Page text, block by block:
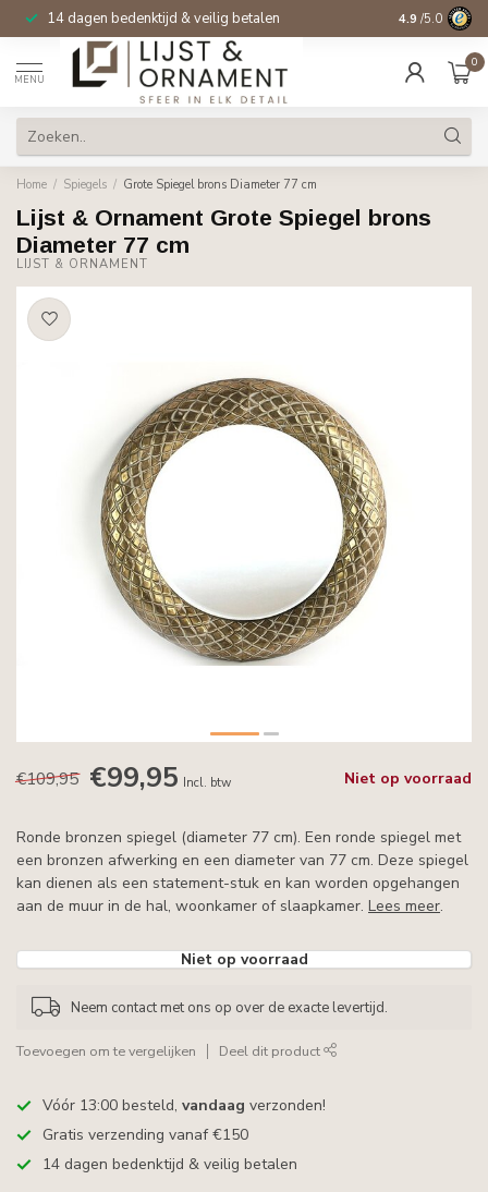
14 dagen bedenktijd & veilig betalen 4.9 /5.0
MENU
0
Home / Spiegels / Grote Spiegel brons Diameter 77 cm
Lijst & Ornament Grote Spiegel brons
Diameter 77 cm
LIJST & ORNAMENT
€109,95 €99,95 Incl. btw Niet op voorraad
Ronde bronzen spiegel (diameter 77 cm). Een ronde spiegel met
een bronzen afwerking en een diameter van 77 cm. Deze spiegel
kan dienen als een statement-stuk en kan worden opgehangen
aan de muur in de hal, woonkamer of slaapkamer. Lees meer.
Niet op voorraad
Neem contact met ons op over de exacte levertijd.
Toevoegen om te vergelijken Deel dit product
Vóór 13:00 besteld, vandaag verzonden!
Gratis verzending vanaf €150
14 dagen bedenktijd & veilig betalen